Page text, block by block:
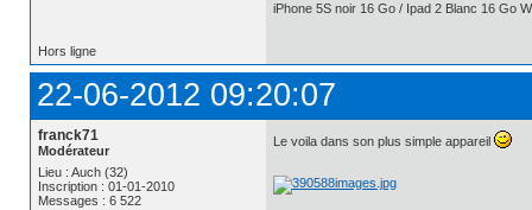
iPhone 5S noir 16 Go / Ipad 2 Blanc 16 Go
Hors ligne
22-06-2012 09:20:07
franck71
Modérateur
Lieu : Auch (32)
Inscription : 01-01-2010
Messages : 6 522
Le voila dans son plus simple appareil